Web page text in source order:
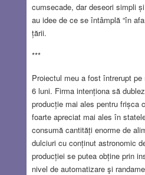
cumsecade, dar deseori simpli
au idee de ce se întâmplă “în
țării.
***
Proiectul meu a fost întrerupt
6 luni. Firma intenționa să
producție mai ales pentru frișca
foarte apreciat mai ales în
consumă cantități enorme de
dulciuri cu conținut astronomic
producției se putea obține prin
nivel de automatizare şi